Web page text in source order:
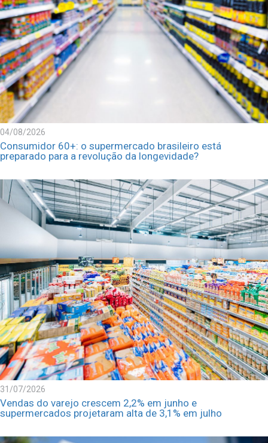
04/08/2026
Consumidor 60+: o supermercado brasileiro está
preparado para a revolução da longevidade?
31/07/2026
Vendas do varejo crescem 2,2% em junho e
supermercados projetaram alta de 3,1% em julho